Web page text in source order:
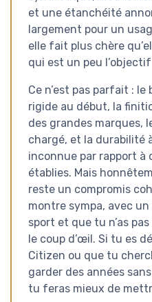
et une étanchéité
largement pour un
elle fait plus chère
qui est un peu
Ce n’est pas parfait :
rigide au début, la
des grandes marques,
chargé, et la durabilité
inconnue par rapport à
établies. Mais
reste un compromis
montre sympa, avec
sport et que tu n’as
le coup d’œil. Si tu es
Citizen ou que tu
garder des années
tu feras mieux de